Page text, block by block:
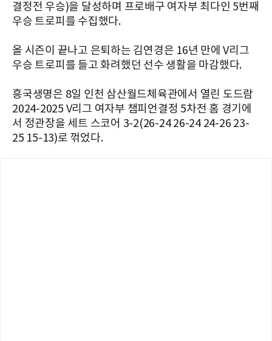
결정전 우승)을 달성하며 프로배구 여자부 최다인 5번째
우승 트로피를 수집했다.
올 시즌이 끝나고 은퇴하는 김연경은 16년 만에 V리그
우승 트로피를 들고 화려했던 선수 생활을 마감했다.
흥국생명은 8일 인천 삼산월드체육관에서 열린 도드람
2024-2025 V리그 여자부 챔피언결정 5차전 홈 경기에
서 정관장을 세트 스코어 3-2(26-24 26-24 24-26 23-
25 15-13)로 꺾었다.